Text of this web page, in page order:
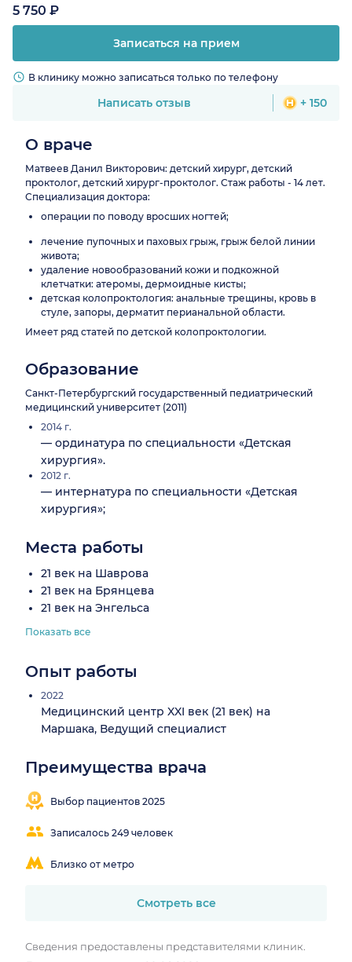
5 750 ₽
Записаться на прием
В клинику можно записаться только по телефону
Написать отзыв + 150
О враче
Матвеев Данил Викторович: детский хирург, детский
проктолог, детский хирург-проктолог. Стаж работы - 14 лет.
Специализация доктора:
операции по поводу вросших ногтей;
лечение пупочных и паховых грыж, грыж белой линии
живота;
удаление новообразований кожи и подкожной
клетчатки: атеромы, дермоидные кисты;
детская колопроктология: анальные трещины, кровь в
стуле, запоры, дерматит перианальной области.
Имеет ряд статей по детской колопроктологии.
Образование
Санкт-Петербургский государственный педиатрический
медицинский университет (2011)
2014 г.
— ординатура по специальности «Детская
хирургия».
2012 г.
— интернатура по специальности «Детская
хирургия»;
Места работы
21 век на Шаврова
21 век на Брянцева
21 век на Энгельса
Показать все
Опыт работы
2022
Медицинский центр XXI век (21 век) на
Маршака, Ведущий специалист
Преимущества врача
Выбор пациентов 2025
Записалось 249 человек
Близко от метро
Смотреть все
Сведения предоставлены представителями клиник.